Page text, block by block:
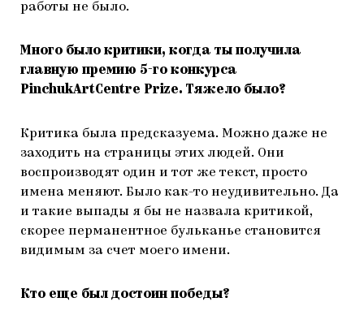
работы не было.
Много было критики, когда ты получила
главную премию 5-го конкурса
PinchukArtCentre Prize. Тяжело было?
Критика была предсказуема. Можно даже не
заходить на страницы этих людей. Они
воспроизводят один и тот же текст, просто
имена меняют. Было как-то неудивительно. Да
и такие выпады я бы не назвала критикой,
скорее перманентное бульканье становится
видимым за счет моего имени.
Кто еще был достоин победы?